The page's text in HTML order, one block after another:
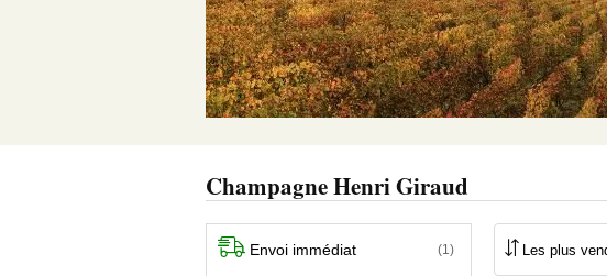
Champagne Henri Giraud
Envoi immédiat (1)